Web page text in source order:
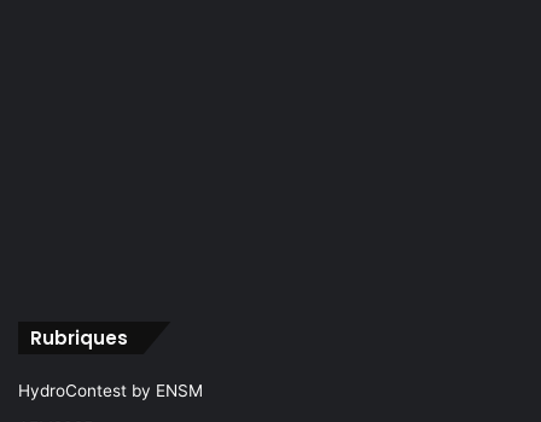
Rubriques
HydroContest by ENSM